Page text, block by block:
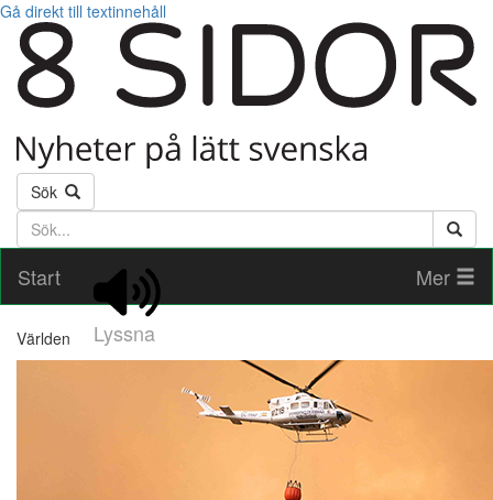
Gå direkt till textinnehåll
Sök
Söktext
Start
Lyssna
Mer
Världen